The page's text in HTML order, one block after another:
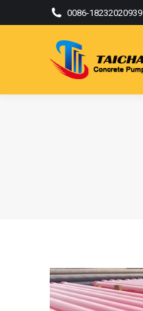
0086-18232020939